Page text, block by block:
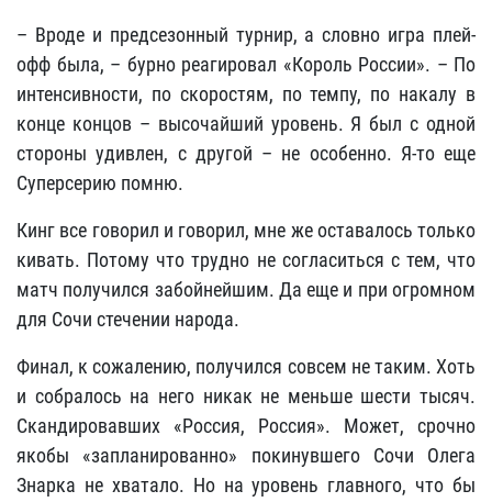
– Вроде и предсезонный турнир, а словно игра плей-
офф была, – бурно реагировал «Король России». – По
интенсивности, по скоростям, по темпу, по накалу в
конце концов – высочайший уровень. Я был с одной
стороны удивлен, с другой – не особенно. Я-то еще
Суперсерию помню.
Кинг все говорил и говорил, мне же оставалось только
кивать. Потому что трудно не согласиться с тем, что
матч получился забойнейшим. Да еще и при огромном
для Сочи стечении народа.
Финал, к сожалению, получился совсем не таким. Хоть
и собралось на него никак не меньше шести тысяч.
Скандировавших «Россия, Россия». Может, срочно
якобы «запланированно» покинувшего Сочи Олега
Знарка не хватало. Но на уровень главного, что бы